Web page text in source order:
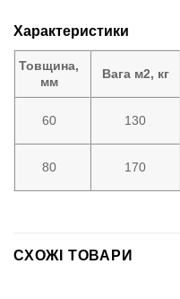
Характеристики
Товщина,
мм
Вага м2, кг
60 130
80 170
СХОЖІ ТОВАРИ